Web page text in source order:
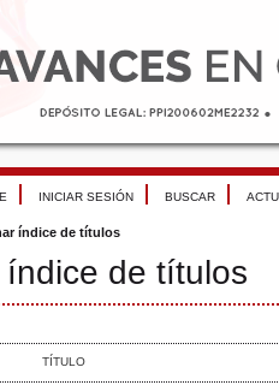
INICIAR SESIÓN BUSCAR
índice de títulos
índice de títulos
TÍTULO